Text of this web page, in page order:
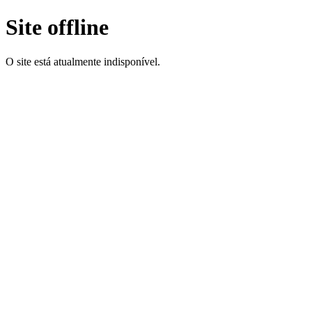
Site offline
O site está atualmente indisponível.